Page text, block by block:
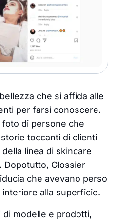
che si affida alle
per farsi conoscere.
di persone che
toccanti di clienti
linea di skincare
Dopotutto, Glossier
che avevano perso
alla superficie.
modelle e prodotti,